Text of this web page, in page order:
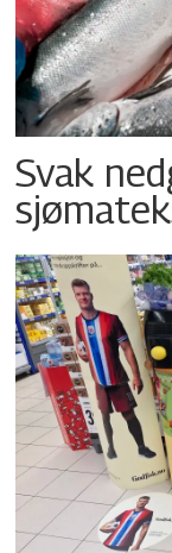
Svak